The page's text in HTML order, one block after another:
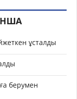
ұсталды
берумен